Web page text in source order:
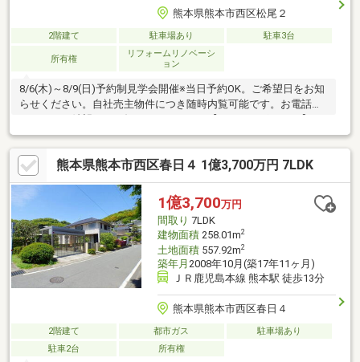
熊本県熊本市西区松尾２
2階建て 駐車場あり 駐車3台
所有権
リフォームリノベーシ
ョン
8/6(木)～8/9(日)予約制見学会開催※当日予約OK。ご希望日をお知
らせください。自社売主物件につき随時内覧可能です。お電話か
耐震適合証明書を取得すれば（要別途費用）、条件により住宅ロ
ーン減税や不動産取得税減税の対象になります・シロアリ防除工
事施工後5年間保証【周辺施設】・熊本市立小島小学校1500ｍ
（徒歩19分）・熊本市立三和中学校2200ｍ（徒歩28分/自転車9
熊本県熊本市西区春日４ 1億3,700万円 7LDK
1億3,700万円
間取り 7LDK
建物面積258.01m2
土地面積557.92m2
築年月 2008年10月(築17年11ヶ月)
ＪＲ鹿児島本線 熊本駅 徒歩13分
熊本県熊本市西区春日４
2階建て 都市ガス
駐車場あり
駐車2台
所有権